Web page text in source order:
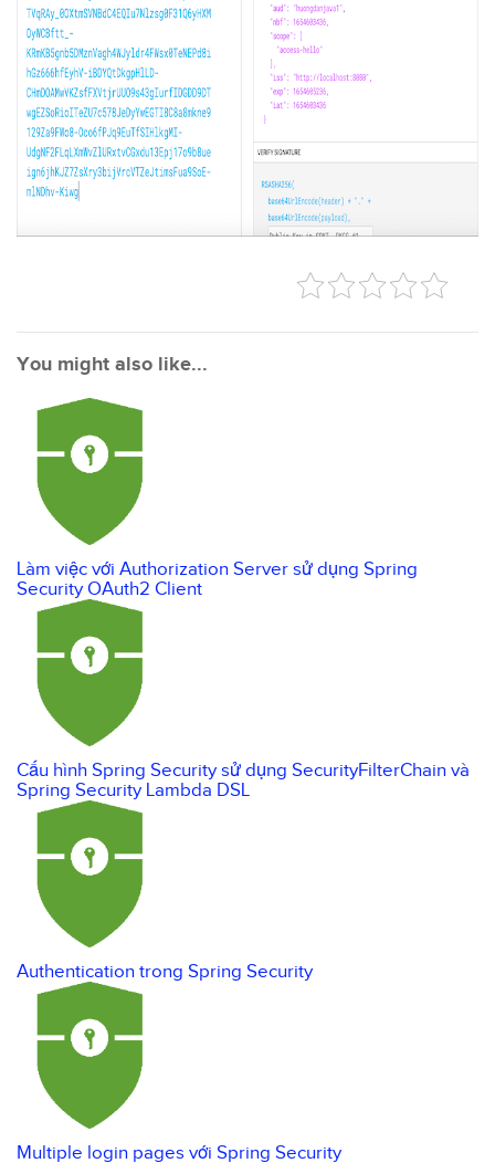
You might also like...
Làm việc với Authorization Server sử dụng Spring
Security OAuth2 Client
Cấu hình Spring Security sử dụng SecurityFilterChain và
Spring Security Lambda DSL
Authentication trong Spring Security
Multiple login pages với Spring Security